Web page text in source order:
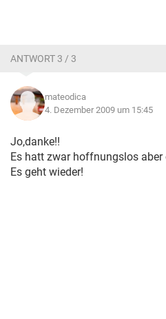
ANTWORT 3 / 3
mateodica
4. Dezember 2009 um 15:45
Jo,danke!!
Es hatt zwar hoffnungslos
Es geht wieder!